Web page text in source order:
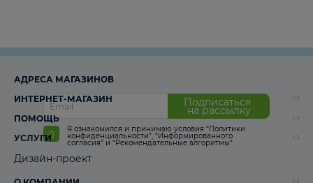
Подписаться
на рассылку
Я ознакомился и принимаю условия “Политики
конфиденциальности”, “Информированного
согласия“ и “Рекомендательные алгоритмы“
АДРЕСА МАГАЗИНОВ
ИНТЕРНЕТ-МАГАЗИН
ПОМОЩЬ
УСЛУГИ
Дизайн-проект